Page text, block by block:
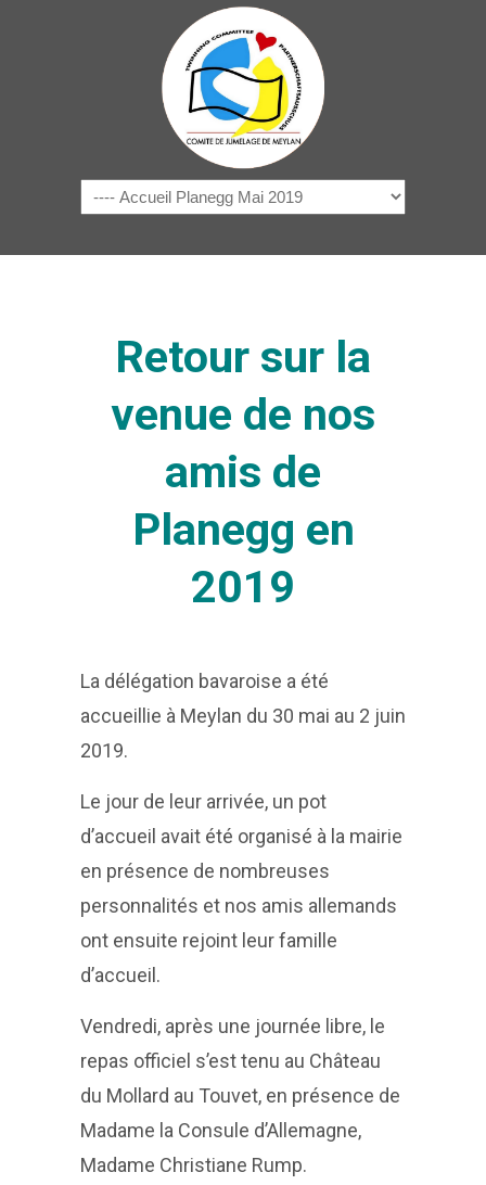
Navigation
Retour sur la
venue de nos
amis de
Planegg en
2019
La délégation bavaroise a été
accueillie à Meylan du 30 mai au 2 juin
2019.
Le jour de leur arrivée, un pot
d’accueil avait été organisé à la mairie
en présence de nombreuses
personnalités et nos amis allemands
ont ensuite rejoint leur famille
d’accueil.
Vendredi, après une journée libre, le
repas officiel s’est tenu au Château
du Mollard au Touvet, en présence de
Madame la Consule d’Allemagne,
Madame Christiane Rump.